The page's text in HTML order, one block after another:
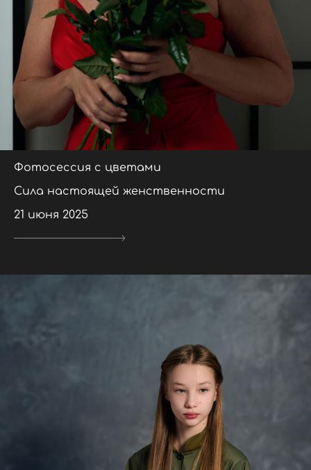
Фотосессия с цветами
Сила настоящей женственности
21 июня 2025